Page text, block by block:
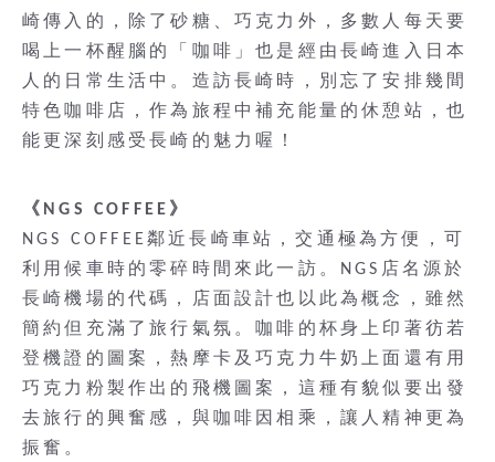
崎傳入的，除了砂糖、巧克力外，多數人每天要
喝上一杯醒腦的「咖啡」也是經由長崎進入日本
人的日常生活中。造訪長崎時，別忘了安排幾間
特色咖啡店，作為旅程中補充能量的休憩站，也
能更深刻感受長崎的魅力喔！
《NGS COFFEE》
NGS COFFEE鄰近長崎車站，交通極為方便，可
利用候車時的零碎時間來此一訪。NGS店名源於
長崎機場的代碼，店面設計也以此為概念，雖然
簡約但充滿了旅行氣氛。咖啡的杯身上印著彷若
登機證的圖案，熱摩卡及巧克力牛奶上面還有用
巧克力粉製作出的飛機圖案，這種有貌似要出發
去旅行的興奮感，與咖啡因相乘，讓人精神更為
振奮。